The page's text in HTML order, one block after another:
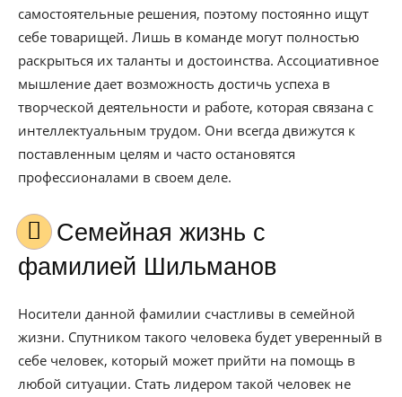
самостоятельные решения, поэтому постоянно ищут
себе товарищей. Лишь в команде могут полностью
раскрыться их таланты и достоинства. Ассоциативное
мышление дает возможность достичь успеха в
творческой деятельности и работе, которая связана с
интеллектуальным трудом. Они всегда движутся к
поставленным целям и часто остановятся
профессионалами в своем деле.
Семейная жизнь с
фамилией Шильманов
Носители данной фамилии счастливы в семейной
жизни. Спутником такого человека будет уверенный в
себе человек, который может прийти на помощь в
любой ситуации. Стать лидером такой человек не